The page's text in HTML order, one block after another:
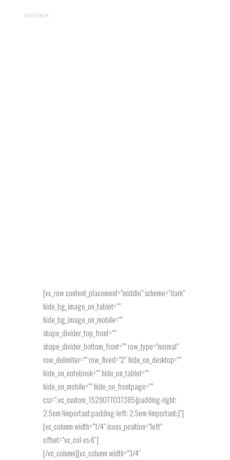
[vc_row content_placement=”middle” scheme=”dark”
hide_bg_image_on_tablet=””
hide_bg_image_on_mobile=””
shape_divider_top_front=””
shape_divider_bottom_front=”” row_type=”normal”
row_delimiter=”” row_fixed=”2″ hide_on_desktop=””
hide_on_notebook=”” hide_on_tablet=””
hide_on_mobile=”” hide_on_frontpage=””
css=”.vc_custom_1529077037385{padding-right:
2.5em !important;padding-left: 2.5em !important;}”]
[vc_column width=”1/4″ icons_position=”left”
offset=”vc_col-xs-6″]
[/vc_column][vc_column width=”3/4″